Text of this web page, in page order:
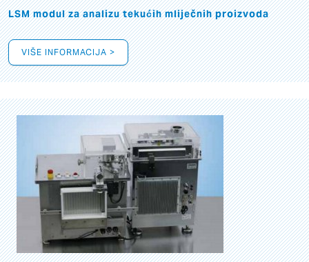
LSM modul za analizu tekućih mliječnih proizvoda
VIŠE INFORMACIJA >